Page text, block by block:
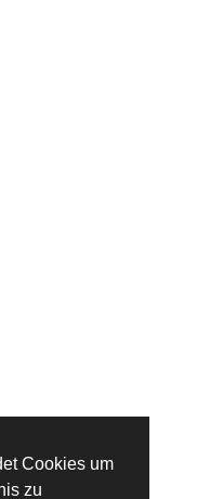
Cookies um
zu